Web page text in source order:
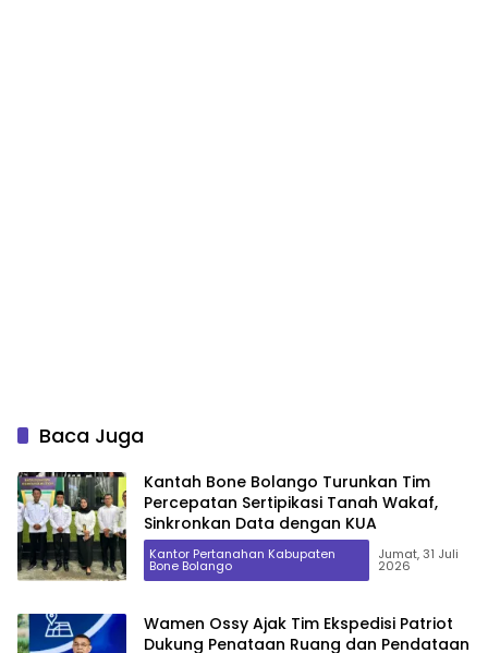
Baca Juga
Kantah Bone Bolango Turunkan Tim
Percepatan Sertipikasi Tanah Wakaf,
Sinkronkan Data dengan KUA
Kantor Pertanahan Kabupaten
Bone Bolango
Jumat, 31 Juli
2026
Wamen Ossy Ajak Tim Ekspedisi Patriot
Dukung Penataan Ruang dan Pendataan